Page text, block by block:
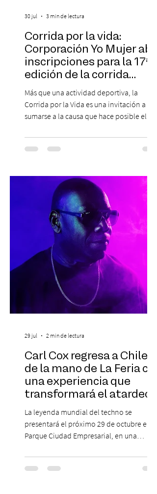
Corrida por la vida:
Corporación Yo Mujer abre
inscripciones para la 17ª
edición de la corrida
solidaria
Más que una actividad deportiva, la
Corrida por la Vida es una invitación a
sumarse a la causa que hace posible el
desarrolla durante todo el año: brindar
orientación, contención y apoyo
experiencia del cáncer de mama y a sus
familias, además de impulsar la detección
temprana, porque la información también
es una forma de acompañar. Con este
propósito, la Corporación realizará la 17ª
Corrida por la Vida, e
30 jul 3 min de lectura
Carl Cox regresa a Chile
de la mano de La Feria con
una experiencia que
transformará el atardecer
del jueves en una
celebración de música
electrónica
La leyenda mundial del techno se
presentará el próximo 29 de octubre en
Parque Ciudad Empresarial, en una
vivir una jornada de música, comunidad y
cultura electrónica desde las 18:00 horas.
29 jul 2 min de lectura